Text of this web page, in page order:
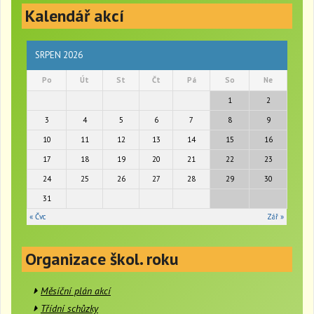
l
e
a
Kalendář akcí
SRPEN 2026
Po Út St Čt Pá So Ne
1
2
3
4 5 6 7 8
9
10
11 12 13 14 15
16
17
18 19 20 21 22
23
24
25 26 27 28 29
30
31
« Čvc
Zář »
Organizace škol. roku
Měsíční plán akcí
Třídní schůzky